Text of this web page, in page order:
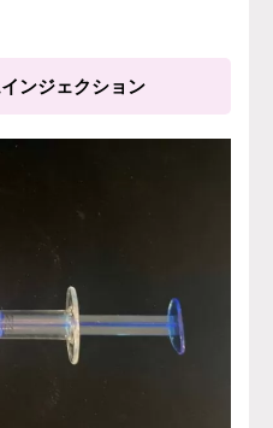
ンジェクション